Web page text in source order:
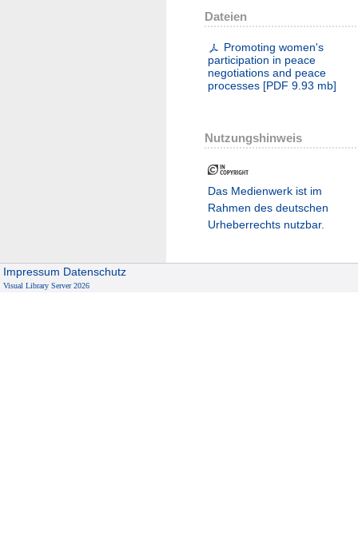
Dateien
Promoting women's
participation in peace
negotiations and peace
processes [PDF 9.93 mb]
Nutzungshinweis
Das Medienwerk ist im
Rahmen des deutschen
Urheberrechts nutzbar.
Impressum Datenschutz
Visual Library Server 2026